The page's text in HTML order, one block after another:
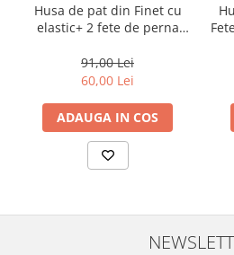
Husa de pat din Finet cu
elastic+ 2 fete de perna
91,00 Lei
60,00 Lei
ADAUGA IN COS